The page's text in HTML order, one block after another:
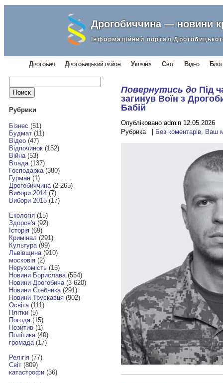
Дрогобиччина — новини
Інформаційний портал
Дрогобич Дрогобицький район Україна Світ Відео
Найти:
Рубрики
Бізнес (51)
Будмат(11)
Відео(47)
Відпочинок(152)
Війна(53)
Влада(137)
Господарка(380)
Гурман(1)
Дрогобиччина(2 265)
Вибори 2014(7)
Вибори 2015(17)
Екологія(15)
Здоров'я(92)
Історія(69)
Кримінал (291)
Культура(99)
Львівщина(910)
московія(2)
Нерухомість(15)
Новини Борислава(554)
Новини Дрогобича(3 620)
Новини Стебника(291)
Новини Трускавця(902)
Освіта(111)
Плітки(5)
Погода(15)
Позитив(1)
Політика(40)
громада(17)
Релігія(77)
Світ(809)
катастрофи(36)
Повернутись до Під
загинув Воїн з
Бабій
Опубліковано admin 12.05.2026
Рубрика | Без коментарів, Ваш